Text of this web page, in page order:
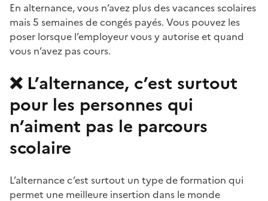
En alternance, vous n’avez plus des vacances scolaires
mais 5 semaines de congés payés. Vous pouvez les
poser lorsque l’employeur vous y autorise et quand
vous n’avez pas cours.
❌ L’alternance, c’est surtout
pour les personnes qui
n’aiment pas le parcours
scolaire
L’alternance c’est surtout un type de formation qui
permet une meilleure insertion dans le monde